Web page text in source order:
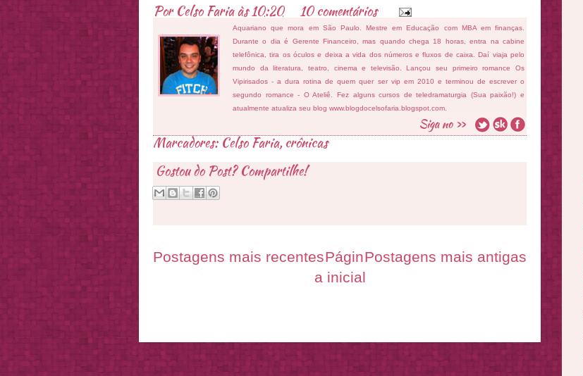
PorCelso Fariaàs10:20 10 comentários
Aquariano que mora em São Paulo. Mestre em Educação com MBA em finanças.
Durante o dia é Gerente Financeiro, mas quando chega 18 horas, entra na cabine
telefônica, tira os óculos e deixa a vida dos números e fluxos de caixa. Daí viaja pelo
mundo da literatura, teatro, cinema e televisão. Lançou seu primeiro romance Os
Vipirisados - a dura rotina de quem quer ser vip em 2010 e terminou de escrever o
segundo romance - O Ateliê. Fez alguns cursos de teledramaturgia (Sua paixão!) e
atualmente atualiza seu blog www.blogdocelsofaria.blogspot.com.
Marcadores: Celso Faria,crônicas
Gostou do Post? Compartilhe!
Postagens mais recentes Postagens mais antigas
Págin
a inicial